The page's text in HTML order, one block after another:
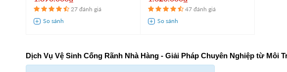
27 đánh giá 47 đánh giá
Dịch Vụ Vệ Sinh Cống Rãnh Nhà Hàng - Giải Pháp Chuyên Nghiệp từ Môi